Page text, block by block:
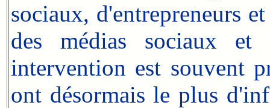
sociaux, d'entrepreneurs
des médias sociaux et
intervention est souvent
ont désormais le plus